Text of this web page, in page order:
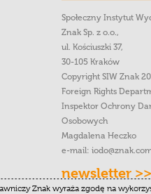
Społeczny Instytut
Znak Sp. z o.o.,
ul. Kościuszki 37,
30-105 Kraków
Copyright SIW Znak
Foreign Rights
Inspektor Ochrony
Osobowych
Magdalena Heczko
e-mail:
newsletter >>
Znak wyraża zgodę na